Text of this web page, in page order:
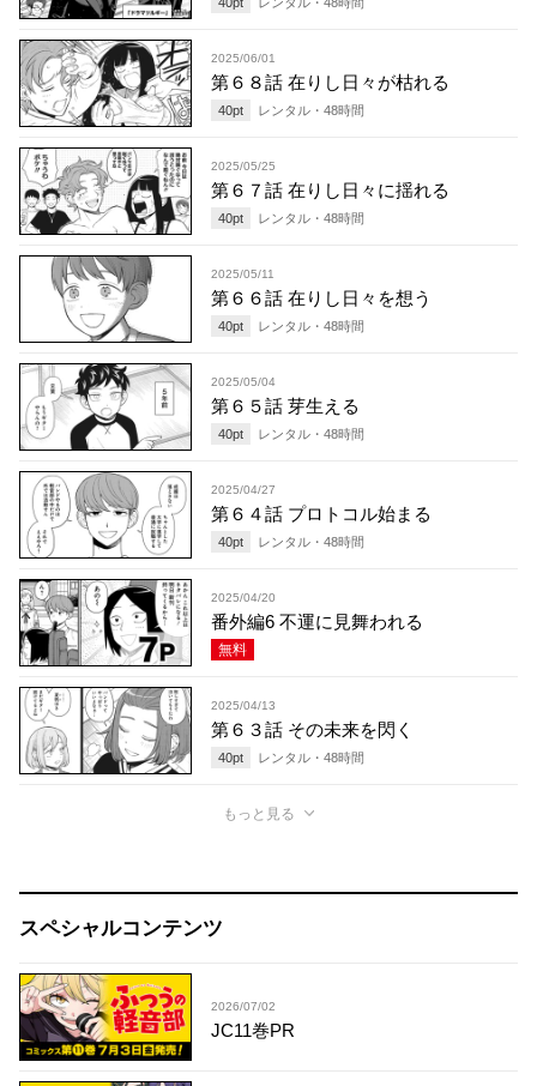
2025/06/01
第６８話 在りし日々が枯れる
40pt レンタル・ 48時間
2025/05/25
第６７話 在りし日々に揺れる
40pt レンタル・ 48時間
2025/05/11
第６６話 在りし日々を想う
40pt レンタル・ 48時間
2025/05/04
第６５話 芽生える
40pt レンタル・ 48時間
2025/04/27
第６４話 プロトコル始まる
40pt レンタル・ 48時間
2025/04/20
番外編6 不運に見舞われる
無料
2025/04/13
第６３話 その未来を閃く
40pt レンタル・ 48時間
もっと見る
スペシャルコンテンツ
2026/07/02
JC11巻PR